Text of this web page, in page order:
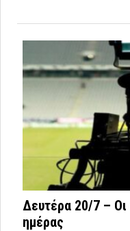
Δευτέρα 20/7 – Οι
ημέρας